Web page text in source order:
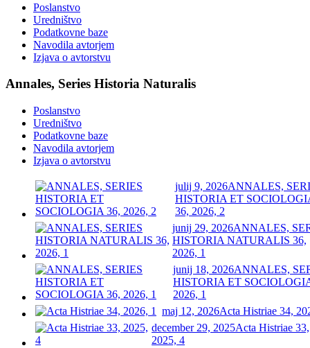
Poslanstvo
Uredništvo
Podatkovne baze
Navodila avtorjem
Izjava o avtorstvu
Annales, Series Historia Naturalis
Poslanstvo
Uredništvo
Podatkovne baze
Navodila avtorjem
Izjava o avtorstvu
julij 9, 2026ANNALES,
HISTORIA ET
36, 2026, 2
junij 29, 2026ANNALES,
HISTORIA NATURALIS 36,
2026, 1
junij 18, 2026ANNALES,
HISTORIA ET
2026, 1
maj 12, 2026Acta Histriae 34,
december 29, 2025Acta Histriae 33,
2025, 4